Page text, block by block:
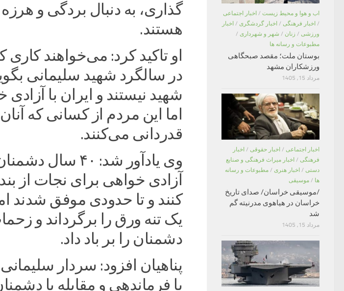
گذاری، به دنبال بردگی و
هستند.
او تاکید کرد: می‌خواهند کاری
در سالگرد شهید سلیمانی
شهید نیستند و ایران با آزادی
اما این مردم از کسانی که آنان
قدردانی می‌کنند.
وی یادآور شد: ۴۰
آزادی خواهی برای نجات از
کنند و تا حدودی موفق شدند
دشمنان را بر باد داد.
پناهیان افزود: سردار
با فرماندهی و مقابله با
اب و هوا و محیط زیست / اخبار اجتماعی
/ اخبار فرهنگی / اخبار گردشگری / اخبار
ورزشی / زنان / شهر و شهرداری /
مطبوعات و رسانه ها
بوستان ملت؛ مقصد صبحگاهی
ورزشکاران مشهد
مرداد 15, 1405
اخبار اجتماعی / اخبار حقوقی / اخبار
فرهنگی / اخبار میراث فرهنگی و صنایع
دستی / اخبار هنری / مطبوعات و رسانه
ها / موسیقی
/موسیقی خراسان/ صدای تاریخ
خراسان در هیاهوی مدرنیته گم
شد
مرداد 15, 1405